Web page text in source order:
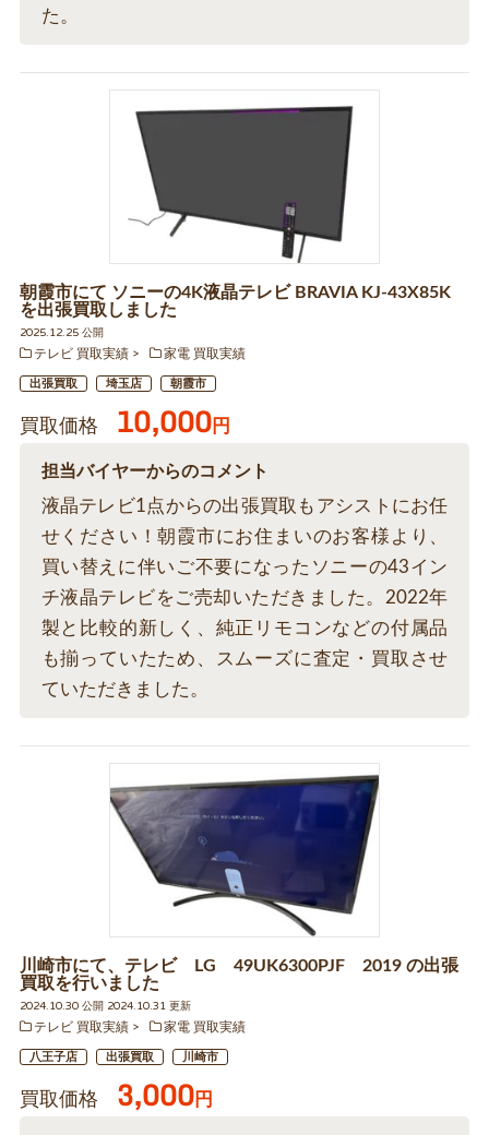
た。
朝霞市にて ソニーの4K液晶テレビ BRAVIA KJ-43X85K
を出張買取しました
2025.12.25 公開
テレビ 買取実績
家電 買取実績
出張買取 埼玉店 朝霞市
買取価格 10,000円
担当バイヤーからのコメント
液晶テレビ1点からの出張買取もアシストにお任
せください！朝霞市にお住まいのお客様より、
買い替えに伴いご不要になったソニーの43イン
チ液晶テレビをご売却いただきました。2022年
製と比較的新しく、純正リモコンなどの付属品
も揃っていたため、スムーズに査定・買取させ
ていただきました。
川崎市にて、テレビ LG 49UK6300PJF 2019 の出張
買取を行いました
2024.10.30 公開 2024.10.31 更新
テレビ 買取実績
家電 買取実績
八王子店 出張買取 川崎市
買取価格 3,000円